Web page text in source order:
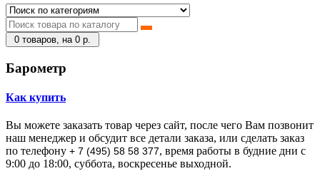
0 товаров, на 0 р.
Барометр
Как купить
Вы можете заказать товар через сайт, после чего Вам позвонит
наш менеджер и обсудит все детали заказа, или сделать заказ
по телефону + 7 (495) 58 58 377, время работы в будние дни с
9:00 до 18:00, суббота, воскресенье выходной.